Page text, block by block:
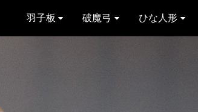
羽子板 破魔弓 ひな人形